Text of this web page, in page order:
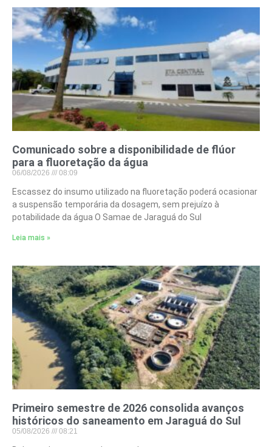
Comunicado sobre a disponibilidade de flúor
para a fluoretação da água
06/08/2026 08:09
Escassez do insumo utilizado na fluoretação poderá ocasionar
a suspensão temporária da dosagem, sem prejuízo à
potabilidade da água O Samae de Jaraguá do Sul
Leia mais »
Primeiro semestre de 2026 consolida avanços
históricos do saneamento em Jaraguá do Sul
05/08/2026 08:21